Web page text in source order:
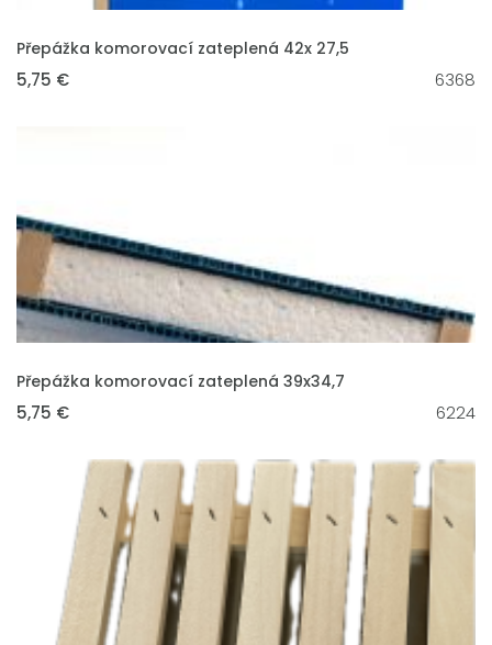
VLOŽIT DO KOŠÍKU
Přepážka komorovací zateplená 42x 27,5
5,75 € 6368
VLOŽIT DO KOŠÍKU
Přepážka komorovací zateplená 39x34,7
5,75 € 6224